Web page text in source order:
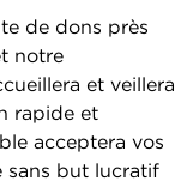
de dons près
notre
et veillera
rapide et
acceptera vos
sans but lucratif